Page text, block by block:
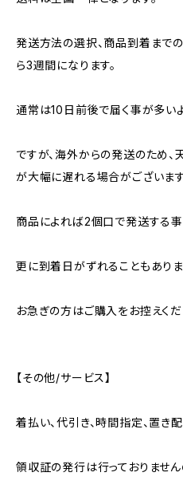
発送方法の選択、商品到着まで
ら3週間になります。
通常は10日前後で届く事が多いよ
ですが、海外からの発送のため
が大幅に遅れる場合がございます
商品によれば2個口で発送する事
更に到着日がずれることもあり
お急ぎの方はご購入をお控えくだ
【その他/サービス】
着払い、代引き、時間指定、置き
領収証の発行は行っておりません